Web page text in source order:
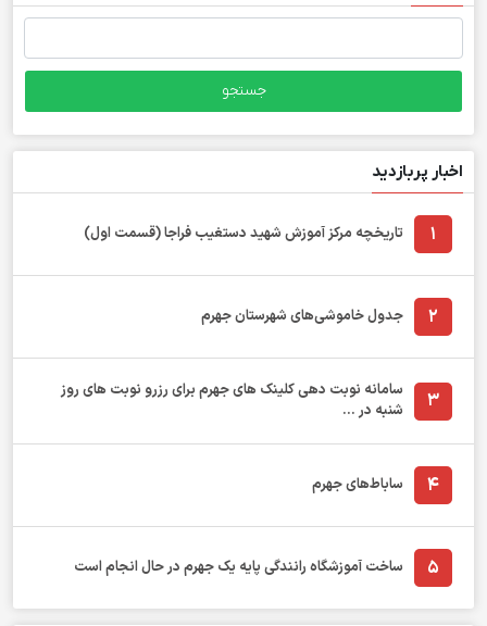
جستجو
برای:
اخبار پربازدید
1 تاریخچه مرکز آموزش شهید دستغیب فراجا (قسمت اول)
2 جدول خاموشی‌های شهرستان جهرم
3
سامانه نوبت دهی کلینک های جهرم برای رزرو نوبت های روز
شنبه در ...
4 ساباط‌های جهرم
5 ساخت آموزشگاه رانندگی پایه یک جهرم در حال انجام است